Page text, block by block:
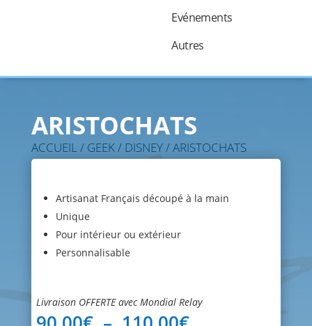
Evénements
Autres
ARISTOCHATS
ACCUEIL/ GEEK/ DISNEY/ ARISTOCHATS
Artisanat Français découpé à la main
Unique
Pour intérieur ou extérieur
Personnalisable
Livraison OFFERTE avec Mondial Relay